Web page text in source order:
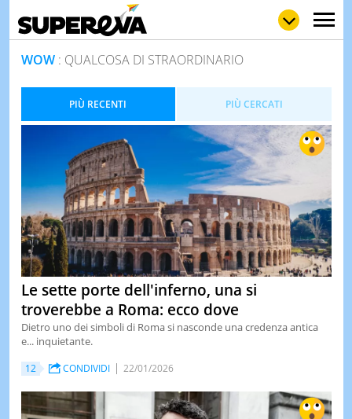
POP
STORIE
& TV
QUIZ
&
DI
OGGI
WOW: QUALCOSA DI STRAORDINARIO
PIÙ RECENTI PIÙ CERCATI
Le sette porte dell'inferno, una si
troverebbe a Roma: ecco dove
Dietro uno dei simboli di Roma si nasconde una credenza antica
e... inquietante.
12 CONDIVIDI 22/01/2026